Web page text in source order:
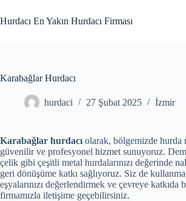
to
content
Hurdacı En Yakın Hurdacı Firması
Karabağlar Hurdacı
hurdaci 27 Şubat 2025 İzmir
Karabağlar hurdacı olarak, bölgemizde hurda
güvenilir ve profesyonel hizmet sunuyoruz.
çelik gibi çeşitli metal hurdalarınızı değerinde
geri dönüşüme katkı sağlıyoruz. Siz de
eşyalarınızı değerlendirmek ve çevreye katkıda
firmamızla iletişime geçebilirsiniz.